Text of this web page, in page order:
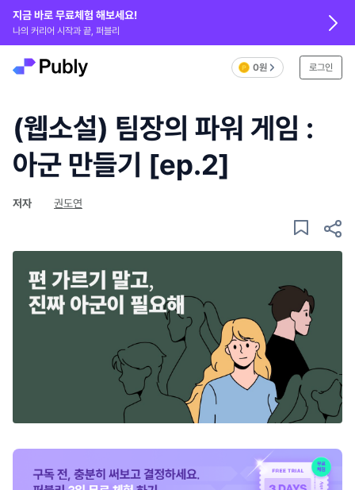
지금 바로 무료체험 해보세요!
나의 커리어 시작과 끝, 퍼블리
0원 로그인
(웹소설) 팀장의 파워 게임 :
아군 만들기 [ep.2]
저자 권도연